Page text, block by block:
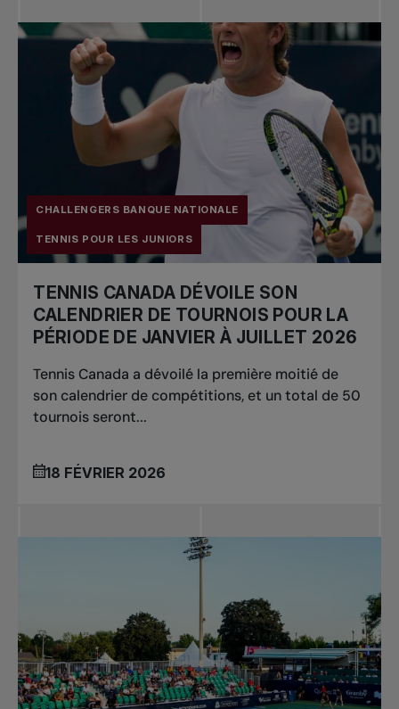
CHALLENGERS BANQUE NATIONALE
TENNIS POUR LES JUNIORS
TENNIS CANADA DÉVOILE SON
CALENDRIER DE TOURNOIS POUR LA
PÉRIODE DE JANVIER À JUILLET 2026
Tennis Canada a dévoilé la première moitié de
son calendrier de compétitions, et un total de 50
tournois seront...
18 FÉVRIER 2026